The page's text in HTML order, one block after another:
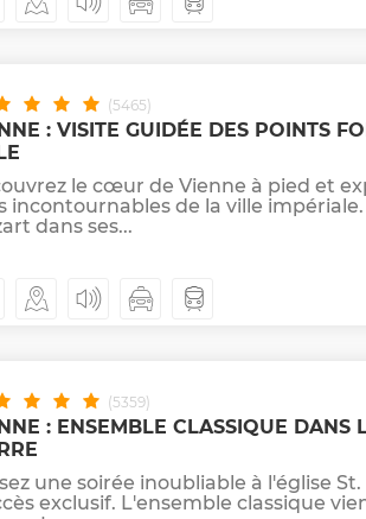
(5465)
: VISITE GUIDÉE DES POINTS
le cœur de Vienne à pied et
incontournables de la ville impériale.
dans ses...
(5359)
: ENSEMBLE CLASSIQUE DANS
une soirée inoubliable à l'église
exclusif. L'ensemble classique